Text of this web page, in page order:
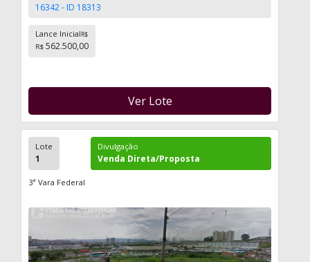
16342 - ID 18313
Lance InicialR$
R$ 562.500,00
Ver Lote
Lote
1
Divulgação
Venda Direta/Proposta
3ª Vara Federal